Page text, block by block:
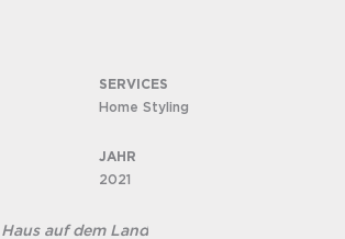
SERVICES
Home Styling
JAHR
2021